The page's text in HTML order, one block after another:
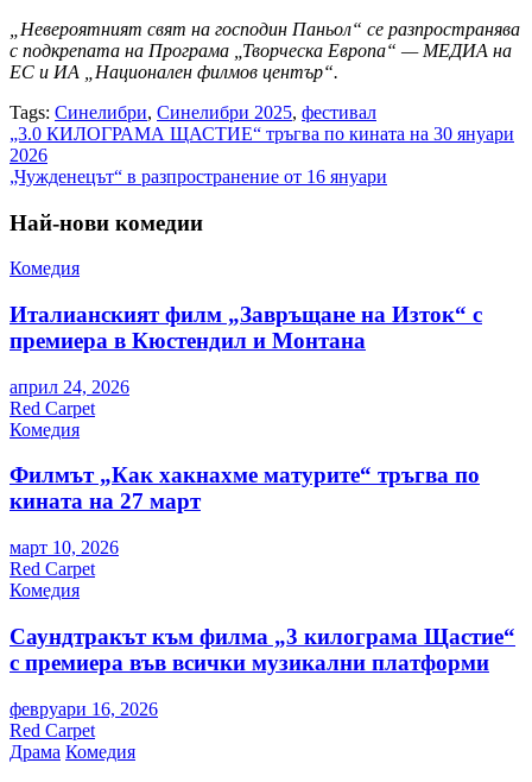
„Невероятният свят на господин Паньол“ се разпространява
с подкрепата на Програма „Творческа Европа“ — МЕДИА на
ЕС и ИА „Национален филмов център“.
Tags: Синелибри, Синелибри 2025, фестивал
Навигация
„3.0 КИЛОГРАМА ЩАСТИЕ“ тръгва по кината на 30 януари
2026
„Чужденецът“ в разпространение от 16 януари
Най-нови комедии
Комедия
Италианският филм „Завръщане на Изток“ с
премиера в Кюстендил и Монтана
април 24, 2026
Red Carpet
Комедия
Филмът „Как хакнахме матурите“ тръгва по
кината на 27 март
март 10, 2026
Red Carpet
Комедия
Саундтракът към филма „3 килограма Щастие“
с премиера във всички музикални платформи
февруари 16, 2026
Red Carpet
Драма Комедия